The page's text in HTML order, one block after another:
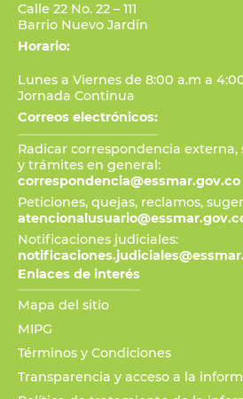
Calle 22 No. 22 – 111
Barrio Nuevo Jardín
Horario:
Lunes a Viernes de 8:00 a.m a
Jornada Continua
Correos electrónicos:
Radicar correspondencia externa,
y trámites en general:
correspondencia@essmar.gov.co
Peticiones, quejas, reclamos,
Notificaciones judiciales:
Enlaces de interés
Mapa del sitio
MIPG
Términos y Condiciones
Transparencia y acceso a la